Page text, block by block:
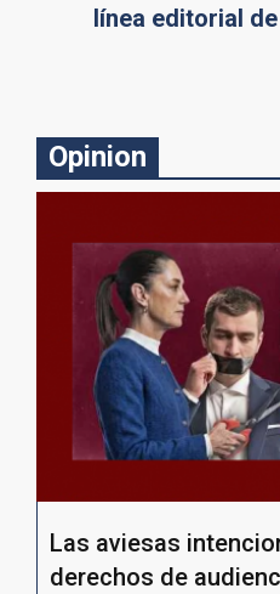
línea editorial
Opinion
Las aviesas
derechos de